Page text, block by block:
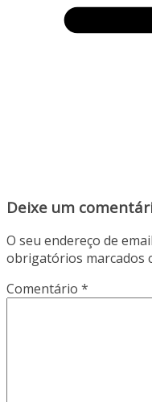
Deixe um
O seu endereço de
obrigatórios marcados
Comentário *